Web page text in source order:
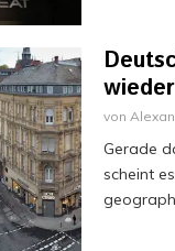
von
Gerade
scheint